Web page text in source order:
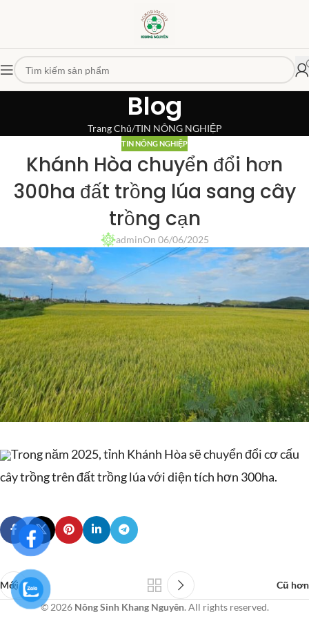
Blog
Trang Chủ TIN NÔNG NGHIỆP
TIN NÔNG NGHIỆP
Khánh Hòa chuyển đổi hơn
300ha đất trồng lúa sang cây
trồng cạn
adminOn 06/06/2025
Trong năm 2025, tỉnh Khánh Hòa sẽ chuyển đổi cơ cấu
cây trồng trên đất trồng lúa với diện tích hơn 300ha.
Mới hơn
Cũ hơn
© 2026 Nông Sinh Khang Nguyên. All rights reserved.